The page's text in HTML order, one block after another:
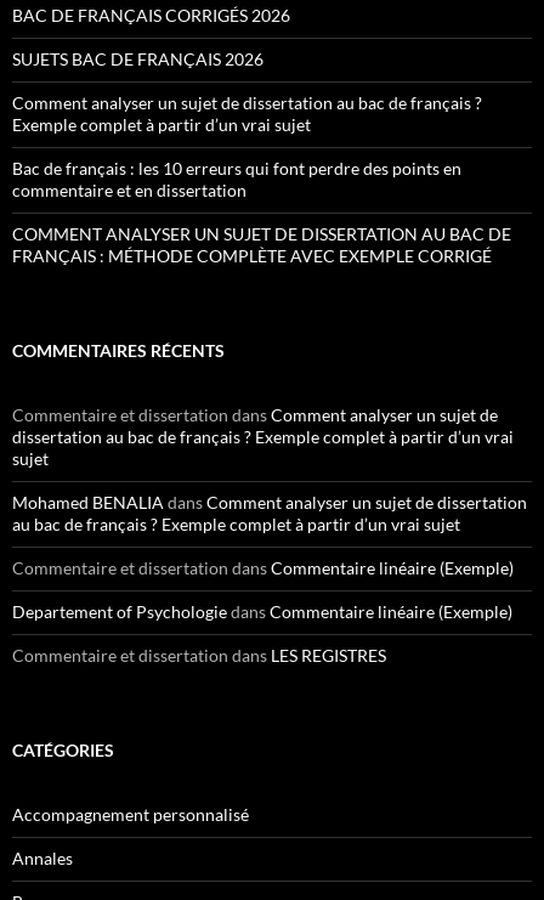
BAC DE FRANÇAIS CORRIGÉS 2026
SUJETS BAC DE FRANÇAIS 2026
Comment analyser un sujet de dissertation au bac de français ?
Exemple complet à partir d’un vrai sujet
Bac de français : les 10 erreurs qui font perdre des points en
commentaire et en dissertation
COMMENT ANALYSER UN SUJET DE DISSERTATION AU BAC DE
FRANÇAIS : MÉTHODE COMPLÈTE AVEC EXEMPLE CORRIGÉ
COMMENTAIRES RÉCENTS
Commentaire et dissertation dansComment analyser un sujet de
dissertation au bac de français ? Exemple complet à partir d’un vrai
sujet
Mohamed BENALIA dansComment analyser un sujet de dissertation
au bac de français ? Exemple complet à partir d’un vrai sujet
Commentaire et dissertation dansCommentaire linéaire (Exemple)
Departement of PsychologiedansCommentaire linéaire (Exemple)
Commentaire et dissertation dans LES REGISTRES
CATÉGORIES
Accompagnement personnalisé
Annales